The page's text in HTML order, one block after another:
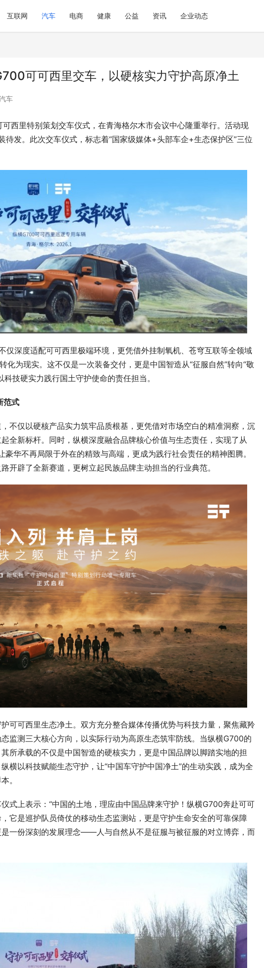
互联网 汽车 电商 健康 公益 资讯 企业动态
可可西里交车，以硬核实力守护高原净土
车
西里特别策划交车仪式，在青海格尔木市会议中心隆重举行。活动现
发。此次交车仪式，标志着“国家级媒体+头部车企+生态保护区”三位
仅深度适配可可西里极端环境，更凭借外挂制氧机、苍穹互联等全领域
化为现实。这不仅是一次装备交付，更是中国智造从“征服自然”转向“敬
技硬实力践行国土守护使命的责任担当。
范式
不仅以硬核产品实力筑牢品质根基，更凭借对市场空白的精准洞察，沉
全新标杆。同时，纵横深度融合品牌核心价值与生态责任，实现了从
豪华不再局限于外在的精致与高端，更成为践行社会责任的精神图腾。
开辟了全新赛道，更树立起民族品牌主动担当的行业典范。
可可西里生态净土。双方充分整合媒体传播优势与科技力量，聚焦藏羚
监测三大核心方向，以实际行动为高原生态筑牢防线。当纵横G700的
所承载的不仅是中国智造的硬核实力，更是中国品牌以脚踏实地的担
横以科技赋能生态守护，让“中国车守护中国净土”的生动实践，成为全
。
式上表示：“中国的土地，理应由中国品牌来守护！纵横G700奔赴可可
它是巡护队员倚仗的移动生态监测站，更是守护生命安全的可靠保障
一份深刻的发展理念——人与自然从不是征服与被征服的对立博弈，而
全飞秒，她选ICL—— 夫妻同赴南山华
，共享清晰视界
医疗同行盛赞华厦眼科实力！率先应用的全
视程晶体，化解角膜激光术后眼的白内障、
近视、老花难题